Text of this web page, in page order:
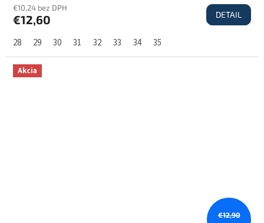
€10,24 bez DPH
€12,60 DETAIL
28 29 30 31 32 33 34 35
Akcia
€12,90